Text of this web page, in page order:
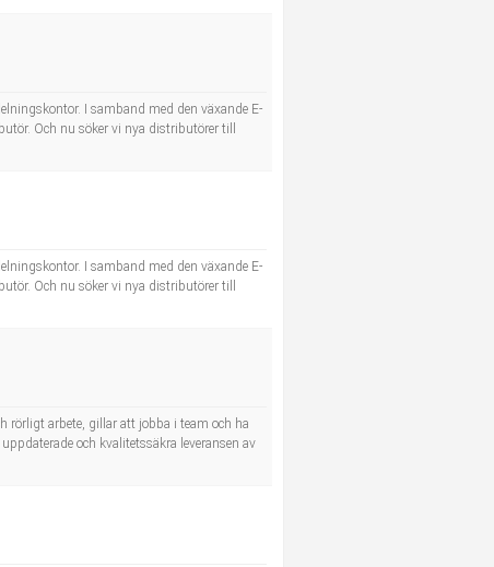
I samband med den växande E-
Och nu söker vi nya distributörer till
I samband med den växande E-
Och nu söker vi nya distributörer till
rörligt arbete, gillar att jobba i team och ha
och kvalitetssäkra leveransen av